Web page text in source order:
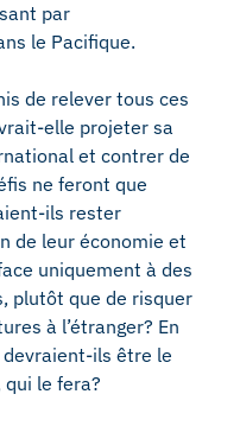
par
le Pacifique.
de relever tous ces
elle projeter sa
et contrer de
ne feront que
ils rester
de leur économie et
uniquement à des
plutôt que de risquer
à l’étranger? En
ils être le
qui le fera?